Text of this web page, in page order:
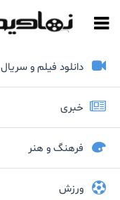
دانلود فیلم و سریال
خبری
فرهنگ و هنر
ورزش